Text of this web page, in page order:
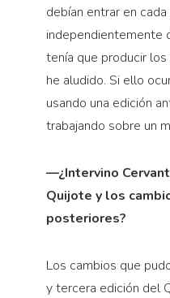
debían entrar en
independientemente
tenía que producir
he aludido. Si ello
usando una edición
trabajando sobre un
—¿Intervino
Quijote y los
posteriores?
Los cambios que
y tercera edición del